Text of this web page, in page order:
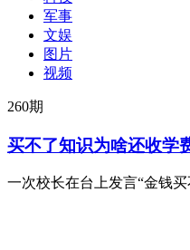
军事
文娱
图片
视频
260期
买不了知识为啥还收学
一次校长在台上发言“金钱